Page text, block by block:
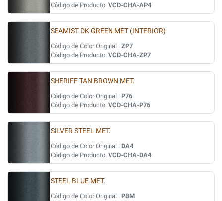
Código de Producto: VCD-CHA-AP4
SEAMIST DK GREEN MET (INTERIOR)
Código de Color Original : ZP7
Código de Producto: VCD-CHA-ZP7
SHERIFF TAN BROWN MET.
Código de Color Original : P76
Código de Producto: VCD-CHA-P76
SILVER STEEL MET.
Código de Color Original : DA4
Código de Producto: VCD-CHA-DA4
STEEL BLUE MET.
Código de Color Original : PBM